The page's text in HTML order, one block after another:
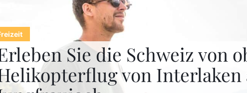
Sie die Schweiz von
von Interlaken